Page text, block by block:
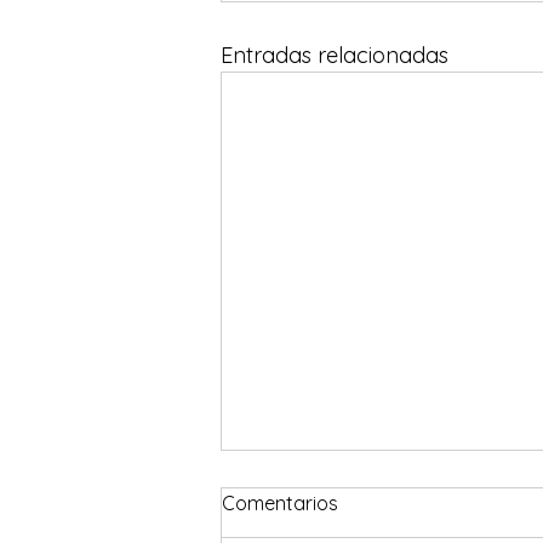
Entradas relacionadas
#DecileNoAGraham
Comentarios